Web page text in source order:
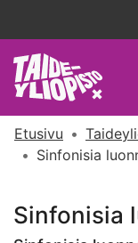
Etusivu
Sinfonisia
Sinfonisia